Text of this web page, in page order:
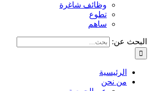
وظائف شاغرة
تطوع
ساهم
البحث عن:
الرئيسية
من نحن